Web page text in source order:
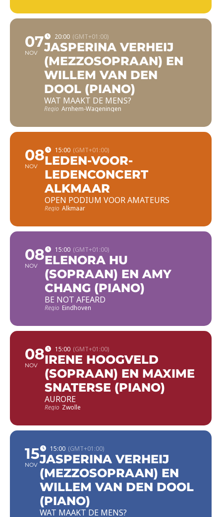
07
NOV
20:00 (GMT+01:00)
JASPERINA VERHEIJ
(MEZZOSOPRAAN) EN
WILLEM VAN DEN
DOOL (PIANO)
WAT MAAKT DE MENS?
Regio Arnhem-Wageningen
08
NOV
15:00 (GMT+01:00)
LEDEN-VOOR-
LEDENCONCERT
ALKMAAR
OPEN PODIUM VOOR AMATEURS
Regio Alkmaar
08
NOV
15:00 (GMT+01:00)
ELENORA HU
(SOPRAAN) EN AMY
CHANG (PIANO)
BE NOT AFEARD
Regio Eindhoven
08
NOV
15:00 (GMT+01:00)
IRENE HOOGVELD
(SOPRAAN) EN MAXIME
SNATERSE (PIANO)
AURORE
Regio Zwolle
15
NOV
15:00 (GMT+01:00)
JASPERINA VERHEIJ
(MEZZOSOPRAAN) EN
WILLEM VAN DEN DOOL
(PIANO)
WAT MAAKT DE MENS?